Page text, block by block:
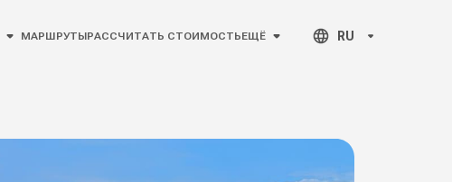
МАРШРУТЫРАССЧИТАТЬ СТОИМОСТЬЕЩЁ RU